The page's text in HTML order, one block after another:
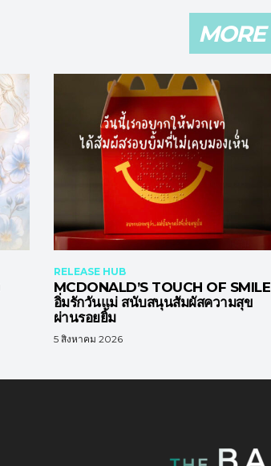
MORE
RELEASE HUB
MCDONALD’S TOUCH OF SMILE
อิ่มรักวันแม่ สนับสนุนสัมผัสความสุข
ผ่านรอยยิ้ม
5 สิงหาคม 2026